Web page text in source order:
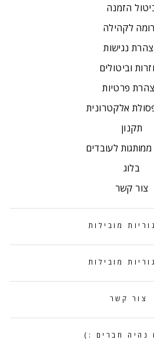
הזמנה
לקהילה
נגישות
וביטולים
פרטיות
פסולת אלקטרונית
תקנון
לעובדים
בלוג
צור קשר
מובילות
מובילות
צור קשר
נהיה חברים :)